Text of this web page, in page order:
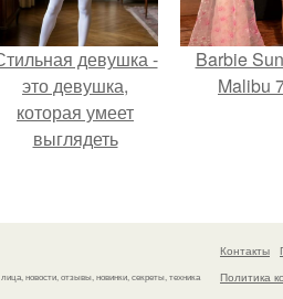
девушка -
это девушка,
которая умеет
выглядеть
ситуации.
Barbie
Malibu
новости, отзывы, новинки, секреты, техника
Контакты
Политика